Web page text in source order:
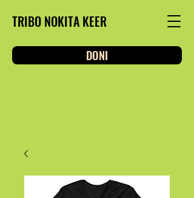
TRIBO NOKITA KEER
DONI